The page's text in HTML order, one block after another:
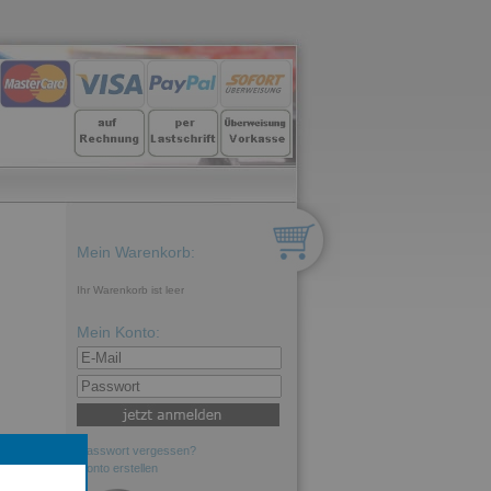
Mein Warenkorb:
Ihr Warenkorb ist leer
Mein Konto:
Passwort vergessen?
Konto erstellen